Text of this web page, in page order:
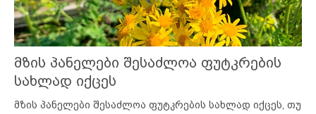
მზის პანელები შესაძლოა ფუტკრების
სახლად იქცეს
მზის პანელები შესაძლოა ფუტკრების სახლად იქცეს, თუ